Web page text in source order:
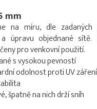
mm
na míru, dle
úpravu objednané
pro venkovní použití.
s vysokou pevností
odolnost proti UV záření
špatně na nich drží sníh